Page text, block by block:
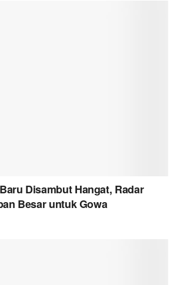
Disambut Hangat, Radar
Besar untuk Gowa